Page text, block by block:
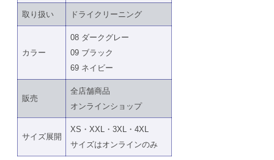
取り扱い ドライクリーニング
カラー
08 ダークグレー
09 ブラック
69 ネイビー
販売
全店舗商品
オンラインショップ
サイズ展開
XS・XXL・3XL・4XL
サイズはオンラインのみ